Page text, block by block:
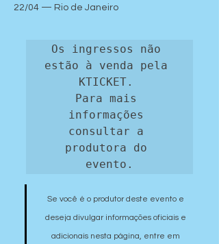
22/04 — Rio de Janeiro
Os ingressos não
estão à venda pela
KTICKET.
Para mais
informações
consultar a
produtora do
evento.
Se você é o produtor deste evento e
deseja divulgar informações oficiais e
adicionais nesta página, entre em